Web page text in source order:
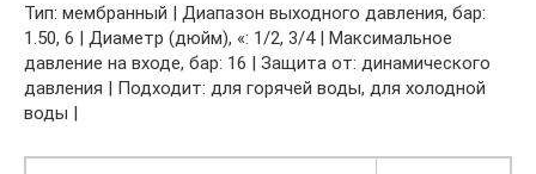
Тип: мембранный | Диапазон выходного давления, бар:
1.50, 6 | Диаметр (дюйм), «: 1/2, 3/4 | Максимальное
давление на входе, бар: 16 | Защита от: динамического
давления | Подходит: для горячей воды, для холодной
воды |